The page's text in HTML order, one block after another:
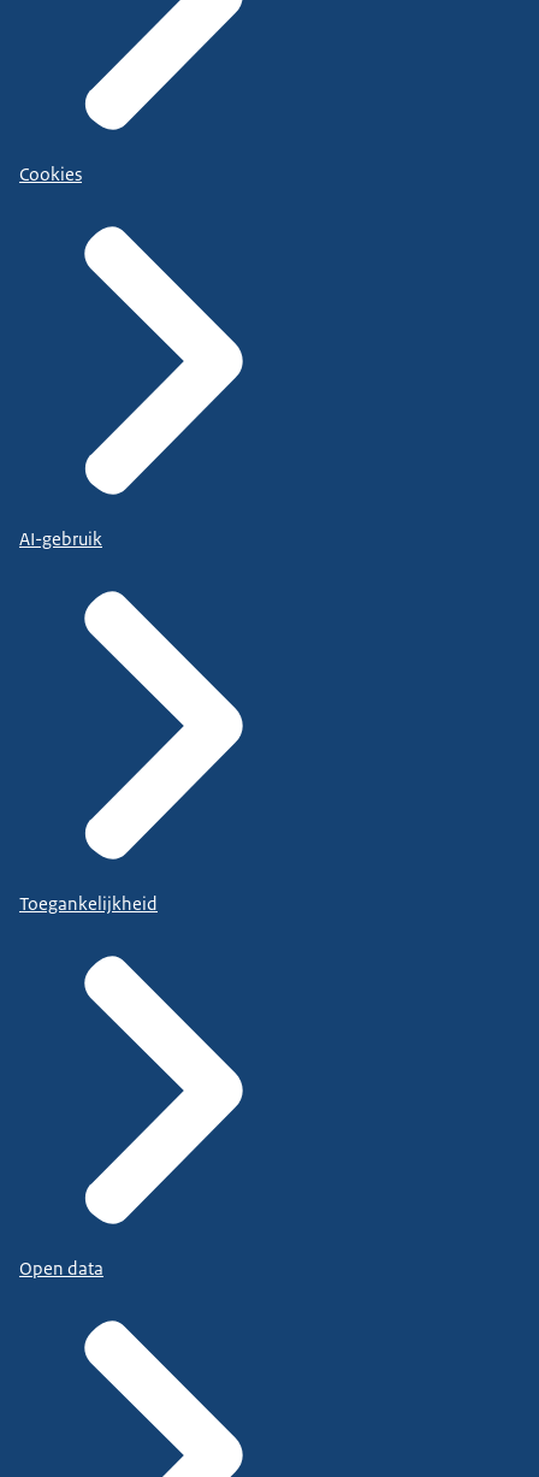
Cookies
AI-gebruik
Toegankelijkheid
Open data